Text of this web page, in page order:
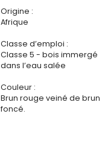
Origine :
Afrique
Classe d’emploi :
Classe 5 - bois immergé
dans l’eau salée
Couleur :
Brun rouge veiné de brun
foncé.